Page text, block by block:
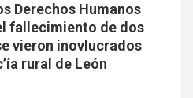
Derechos Humanos
fallecimiento de dos
vieron inovlucrados
rural de León